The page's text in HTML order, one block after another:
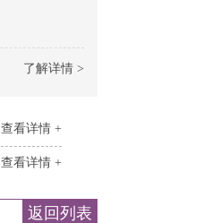
了解详情 >
查看详情 +
查看详情 +
返回列表